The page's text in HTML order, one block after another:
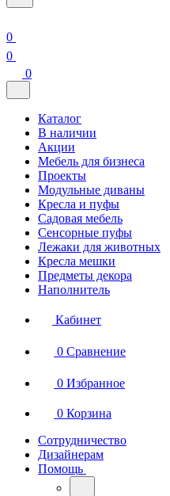
0
0
0
Каталог
В наличии
Акции
Мебель для бизнеса
Проекты
Модульные диваны
Кресла и пуфы
Садовая мебель
Сенсорные пуфы
Лежаки для животных
Кресла мешки
Предметы декора
Наполнитель
Кабинет
0 Сравнение
0 Избранное
0 Корзина
Сотрудничество
Дизайнерам
Помощь